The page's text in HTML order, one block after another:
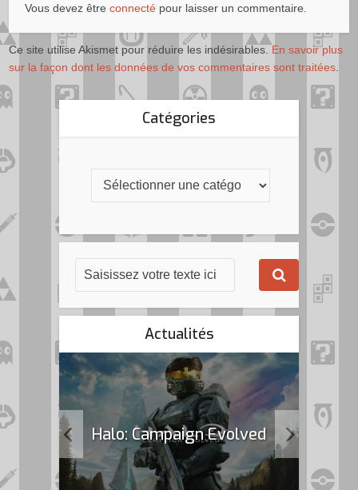
Vous devez êtreconnecté pour laisser un commentaire.
Ce site utilise Akismet pour réduire les indésirables. En savoir plus
sur la façon dont les données de vos commentaires sont traitées
Catégories
Actualités
Halo: Campaign Evolved